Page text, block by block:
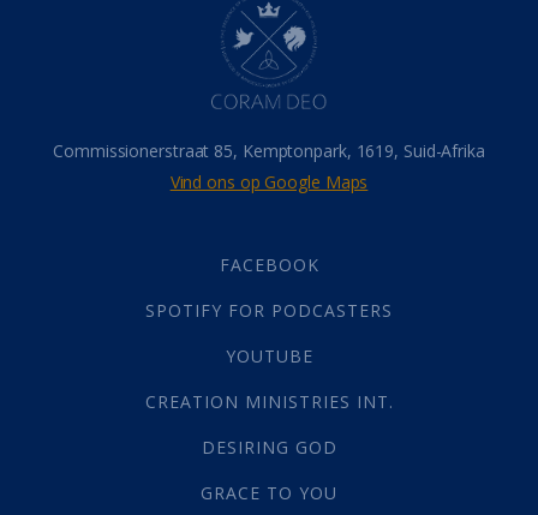
Hemel (31)
Israel (14)
Millennium(1)
Oordeelsdag(19)
Verheerlikte liggaam
Wederkoms
(27)
Gebed(87)
Die Onse Vader(12)
God(392)
Afgode(23)
Almag(1)
Alomteenwoordig
Alwetendheid (1)
Commissionerstraat 85, Kemptonpark, 1619, Suid-Afrika
Vind ons op Google Maps
FACEBOOK
SPOTIFY FOR PODCASTERS
YOUTUBE
CREATION MINISTRIES INT.
DESIRING GOD
GRACE TO YOU